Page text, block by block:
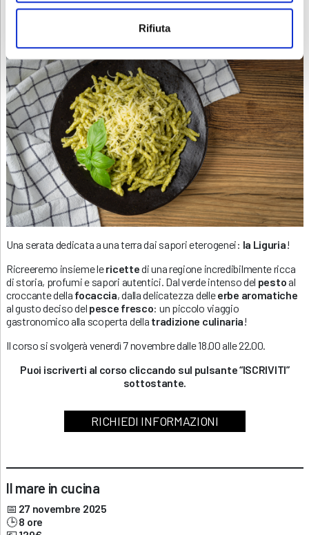
Rifiuta
💶65€
Una serata dedicata a una terra dai sapori eterogenei: la Liguria!
Ricreeremo insieme lericettedi una regione incredibilmente ricca
di storia, profumi e sapori autentici. Dal verde intenso del pestoal
croccante della focaccia, dalla delicatezza delleerbe aromatiche
al gusto deciso del pesce fresco: un piccolo viaggio
gastronomico alla scoperta della tradizione culinaria!
Il corso si svolgerà venerdì 7 novembre dalle 18.00 alle 22.00.
Puoi iscriverti al corso cliccando sul pulsante “ISCRIVITI”
sottostante.
RICHIEDI INFORMAZIONI
Il mare in cucina
📅 27 novembre 2025
🕒8 ore